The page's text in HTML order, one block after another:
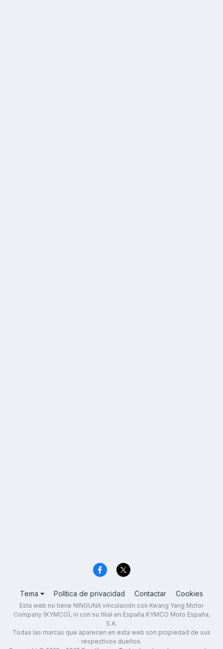
Tema Política de privacidad Contactar Cookies
Esta web no tiene NINGUNA vinculación con Kwang Yang Motor
Company (KYMCO), ni con su filial en España KYMCO Moto España,
S.A.
Todas las marcas que aparecen en esta web son propiedad de sus
respectivos dueños.